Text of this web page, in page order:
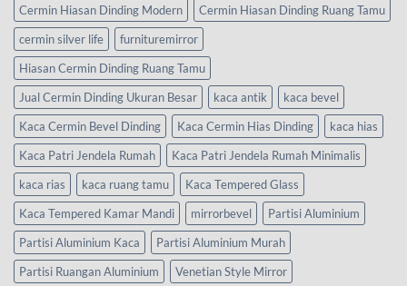
Cermin Hiasan Dinding Modern
Cermin Hiasan Dinding Ruang Tamu
cermin silver life
furnituremirror
Hiasan Cermin Dinding Ruang Tamu
Jual Cermin Dinding Ukuran Besar
kaca antik
kaca bevel
Kaca Cermin Bevel Dinding
Kaca Cermin Hias Dinding
kaca hias
Kaca Patri Jendela Rumah
Kaca Patri Jendela Rumah Minimalis
kaca rias
kaca ruang tamu
Kaca Tempered Glass
Kaca Tempered Kamar Mandi
mirrorbevel
Partisi Aluminium
Partisi Aluminium Kaca
Partisi Aluminium Murah
Partisi Ruangan Aluminium
Venetian Style Mirror